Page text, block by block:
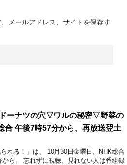
メールアドレス、サイトを保存す
ーナツの穴▽ワルの秘密▽野菜の
合 午後7時57分から、再放送翌土
れる！」​は、 10月30日金曜日、NHK総合
ら。 忘れずに視聴、見れない人は番組録